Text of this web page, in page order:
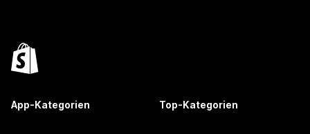
App-Kategorien Top-Kategorien